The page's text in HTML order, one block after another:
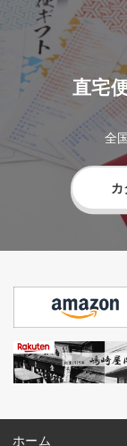
直宅
全
カ
ホーム